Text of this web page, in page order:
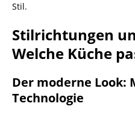
Stil.
Stilrichtungen
Welche Küche
Der moderne
Technologie